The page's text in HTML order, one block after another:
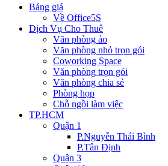
Bảng giá
Về Office5S
Dịch Vụ Cho Thuê
Văn phòng ảo
Văn phòng nhỏ trọn gói
Coworking Space
Văn phòng trọn gói
Văn phòng chia sẻ
Phòng họp
Chỗ ngồi làm việc
TP.HCM
Quận 1
P.Nguyễn Thái Bình
P.Tân Định
Quận 3